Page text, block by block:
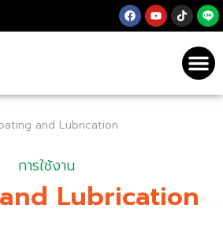
and Lubrication
การใช้งาน
Lubrication